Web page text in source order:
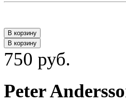
В корзину
В корзину
750 руб.
Peter